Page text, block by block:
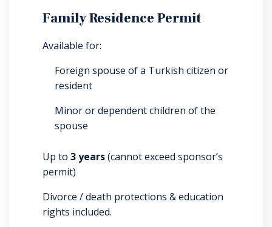
Family Residence Permit
Available for:
Foreign spouse of a Turkish citizen or
resident
Minor or dependent children of the
spouse
Up to 3 years(cannot exceed sponsor’s
permit)
Divorce / death protections & education
rights included.